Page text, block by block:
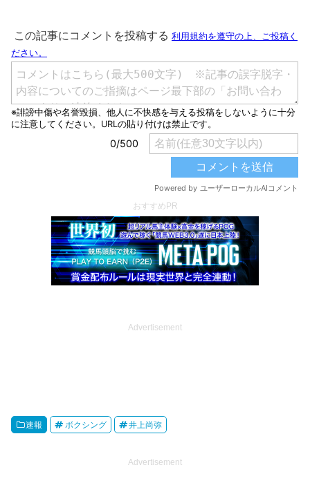
おすすめPR
Advertisement
速報 ボクシング 井上尚弥
Advertisement